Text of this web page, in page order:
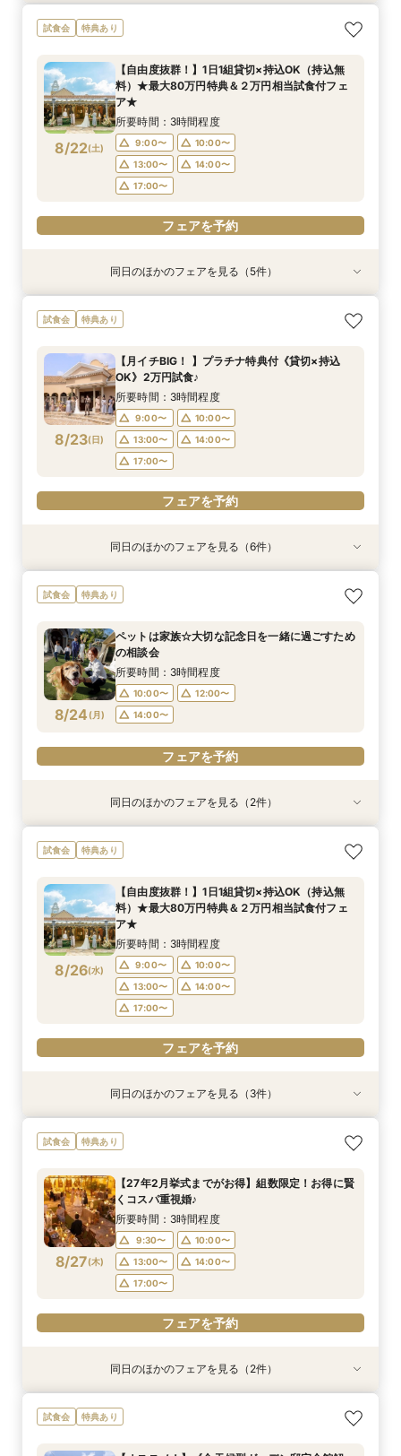
8/21(金)
【自由度抜群！】1日1組貸切×持込OK（持込無
料）★最大80万円特典＆２万円相当試食付フェ
所要時間：3時間程度
13:00〜
14:00〜
17:00〜
フェアを予約
8/21(金)
【当館人気No.1】クチコミ高評価★2万円相当試
食×会場見学BIGフェア
9:00〜
10:00〜
13:00〜
17:00〜
フェアを予約
8/21(金)
ペットは家族☆大切な記念日を一緒に過ごすため
の相談会
10:00〜
12:00〜
14:00〜
フェアを予約
試食会 特典あり
8/22(土)
【自由度抜群！】1日1組貸切×持込OK（持込無
料）★最大80万円特典＆２万円相当試食付フェ
ア★
所要時間：3時間程度
9:00〜
10:00〜
13:00〜
14:00〜
17:00〜
フェアを予約
特典あり
8/22(土)
【27年2月挙式までがお得】組数限定！お得に賢
くコスパ重視婚♪
9:30〜
13:00〜
14:00〜
17:00〜
フェアを予約
特典あり
8/22(土)
【当館人気No.1】クチコミ高評価★2万円相当試
食×会場見学BIGフェア
9:00〜
13:00〜
14:00〜
17:00〜
フェアを予約
特典あり
8/22(土)
【オススメ！】《全天候型ガーデン邸宅全館解
放》2万円試食付♪
9:00〜
13:00〜
14:00〜
17:00〜
フェアを予約
特典あり
8/22(土)
ペットは家族☆大切な記念日を一緒に過ごすため
の相談会
10:00〜
14:00〜
フェアを予約
特典あり
8/22(土)
【準備も費用も安心サポート！】マタニティ＆パ
パママ婚相談会
10:00〜
14:00〜
フェアを予約
同日のほかのフェアを見る（5件）
試食会 特典あり
8/23(日)
【月イチBIG！ 】プラチナ特典付《貸切×持込
OK》2万円試食♪
所要時間：3時間程度
9:00〜
10:00〜
13:00〜
14:00〜
17:00〜
フェアを予約
特典あり
8/23(日)
【27年2月挙式までがお得】組数限定！お得に賢
くコスパ重視婚♪
9:30〜
13:00〜
14:00〜
17:00〜
特典あり
8/23(日)
【自由度抜群！】1日1組貸切×持込OK（持込無
料）★最大80万円特典＆２万円相当試食付フェ
所要時間：3時間程度
13:00〜
14:00〜
17:00〜
フェアを予約
特典あり
8/23(日)
【当館人気No.1】クチコミ高評価★2万円相当試
食×会場見学BIGフェア
9:00〜
13:00〜
14:00〜
17:00〜
特典あり
8/23(日)
【オススメ！】《全天候型ガーデン邸宅全館解
放》2万円試食付♪
9:00〜
13:00〜
14:00〜
17:00〜
特典あり
8/23(日)
ペットは家族☆大切な記念日を一緒に過ごすため
の相談会
10:00〜
14:00〜
フェアを予約
特典あり
8/23(日)
【準備も費用も安心サポート！】マタニティ＆パ
パママ婚相談会
10:00〜
14:00〜
フェアを予約
同日のほかのフェアを見る（6件）
試食会 特典あり
8/24 (月)
ペットは家族☆大切な記念日を一緒に過ごすため
の相談会
所要時間：3時間程度
10:00〜
12:00〜
14:00〜
フェアを予約
特典あり
8/24(月)
【27年2月挙式までがお得】組数限定！お得に賢
くコスパ重視婚♪
9:30〜
10:00〜
13:00〜
17:00〜
フェアを予約
特典あり
8/24(月)
【オススメ！】《全天候型ガーデン邸宅全館解
放》2万円試食付♪
9:00〜
10:00〜
13:00〜
17:00〜
フェアを予約
同日のほかのフェアを見る（2件）
試食会 特典あり
8/26(水)
【自由度抜群！】1日1組貸切×持込OK（持込無
料）★最大80万円特典＆２万円相当試食付フェ
ア★
所要時間：3時間程度
9:00〜
10:00〜
13:00〜
14:00〜
17:00〜
フェアを予約
特典あり
8/26(水)
【当館人気No.1】クチコミ高評価★2万円相当試
食×会場見学BIGフェア
9:00〜
13:00〜
14:00〜
17:00〜
フェアを予約
特典あり
8/26(水)
【オススメ！】《全天候型ガーデン邸宅全館解
放》2万円試食付♪
9:00〜
13:00〜
14:00〜
17:00〜
フェアを予約
特典あり
8/26(水)
【準備も費用も安心サポート！】マタニティ＆パ
パママ婚相談会
10:00〜
14:00〜
フェアを予約
同日のほかのフェアを見る（3件）
試食会 特典あり
8/27(木)
【27年2月挙式までがお得】組数限定！お得に賢
くコスパ重視婚♪
所要時間：3時間程度
9:30〜
10:00〜
13:00〜
14:00〜
17:00〜
フェアを予約
特典あり
【自由度抜群！】1日1組貸切×持込OK（持込無
料）★最大80万円特典＆２万円相当試食付フェ
特典あり
【当館人気No.1】クチコミ高評価★2万円相当試
食×会場見学BIGフェア
同日のほかのフェアを見る（2件）
試食会 特典あり